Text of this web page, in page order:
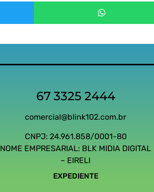
67 3325 2444
comercial@blink102.com.br
CNPJ: 24.961.858/0001-80
NOME EMPRESARIAL: BLK MIDIA DIGITAL
– EIRELI
EXPEDIENTE